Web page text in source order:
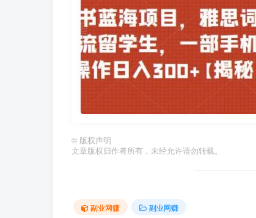
© 版权声明
文章版权归作者所有，未经允许请勿转载。
副业网赚
副业网赚